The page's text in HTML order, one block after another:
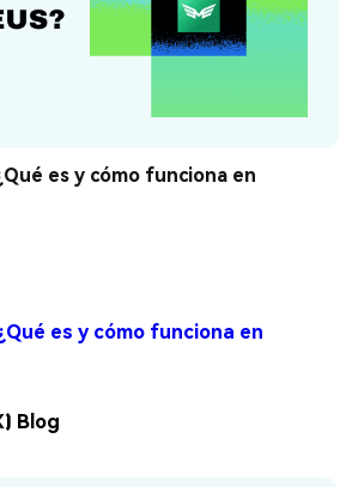
es y cómo funciona en
es y cómo funciona en
Blog